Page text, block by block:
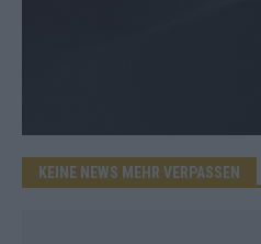
KEINE NEWS MEHR VERPASSEN